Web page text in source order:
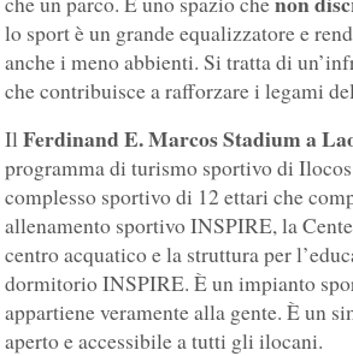
lo sport è un grande equalizzatore e
anche i meno abbienti. Si tratta di
che contribuisce a rafforzare i legami
IlFerdinand E. MarcosStadium a
programma di turismo sportivo di
complesso sportivo di 12 ettari che
allenamento sportivo INSPIRE, la
centro acquatico e la struttura per
dormitorio INSPIRE. È un impianto
appartiene veramente alla gente. È un
aperto e accessibile a tutti gli ilocani.